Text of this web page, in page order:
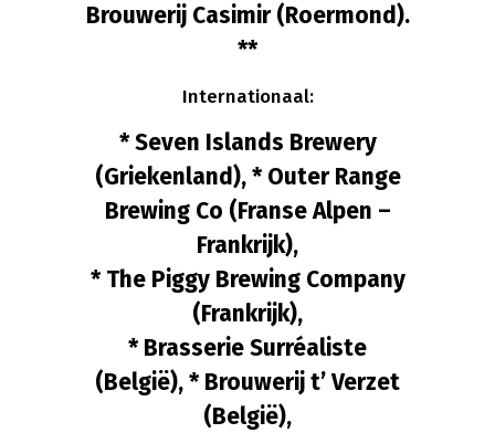
Brouwerij Casimir (Roermond).
**
Internationaal:
* Seven Islands Brewery
(Griekenland), * Outer Range
Brewing Co (Franse Alpen –
Frankrijk),
* The Piggy Brewing Company
(Frankrijk),
* Brasserie Surréaliste
(België), * Brouwerij t’ Verzet
(België),